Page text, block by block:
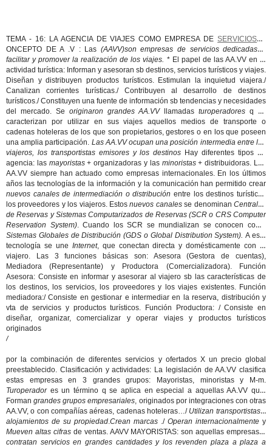
TEMA - 16: LA AGENCIA DE VIAJES COMO EMPRESA DESERVICIOSC
ONCEPTO DE A .V : Las (AAVV)son empresas de servicios dedicadas a
facilitar y promover la realización de los viajes. * El papel de las AA.VV en la
actividad turística: Informan y asesoran sb destinos, servicios turísticos y viajes.
Diseñan y distribuyen productos turísticos. Estimulan la inquietud viajera./
Canalizan corrientes turísticas./ Contribuyen al desarrollo de destinos
turísticos./ Constituyen una fuente de información sb tendencias y necesidades
del mercado. Se originaron grandes AA.VV llamadasturoperadoresq se
caracterizan por utilizar en sus viajes aquellos medios de transporte o
cadenas hoteleras de los que son propietarios, gestores o en los que poseen
una amplia participación. Las AA.VV ocupan una posición intermedia entre los
viajeros, los transportistas emisores y los destinos Hay diferentes tipos de
agencia: las mayoristas+ organizadoras y las minoristas+ distribuidoras. Las
AA.VV siempre han actuado como empresas internacionales. En los últimos
años las tecnologías de la información y la comunicación han permitido crear
nuevos canales de intermediación o distribución entre los destinos turísticos
los proveedores y los viajeros. Estosnuevos canalesse denominanCentrales
de Reservas y Sistemas Computarizados de Reservas (SCR o CRS Computer
Reservation System). Cuando los SCR se mundializan se conocen como
Sistemas Globales de Distribución (GDS o Global Distribution System).A esta
tecnología se une Internet, que conectan directa y domésticamente con el
viajero. Las 3 funciones básicas son: Asesora (Gestora de cuentas),
Mediadora (Representante) y Productora (Comercializadora). Función
Asesora: Consiste en informar y asesorar al viajero sb las características de
los destinos, los servicios, los proveedores y los viajes existentes. Función
mediadora:/ Consiste en gestionar e intermediar en la reserva, distribución y
vta de servicios y productos turísticos. Función Productora: / Consiste en
diseñar, organizar, comercializar y operar viajes y productos turísticos
originados
/
por la combinación de diferentes servicios y ofertados X un precio global
preestablecido. Clasificación y actividades: La legislación de AA.VV clasifica
estas empresas en 3 grandes grupos: Mayoristas, minoristas y M-m.
Turoperador es un término q se aplica en especial a aquellas AA.VV que:
Formangrandes grupos empresariales, originados por integraciones con otras
AA.VV, o con compañías aéreas, cadenas hoteleras…/ Utilizan transportistas y
alojamientos de su propiedad.Crean marcas ./ Operan internacionalmente y
Mueven altas cifrasde ventas. AAVV MAYORISTAS: son aquellas empresas q
contratan servicios en grandes cantidades y los revenden plaza a plaza a